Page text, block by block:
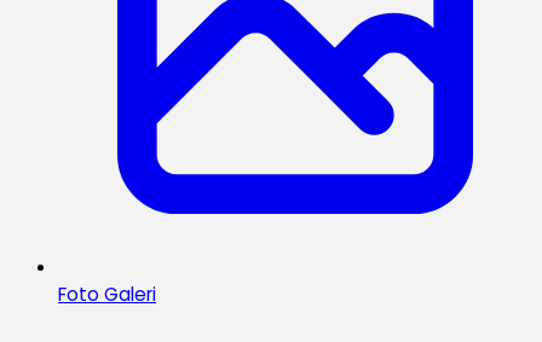
Foto Galeri